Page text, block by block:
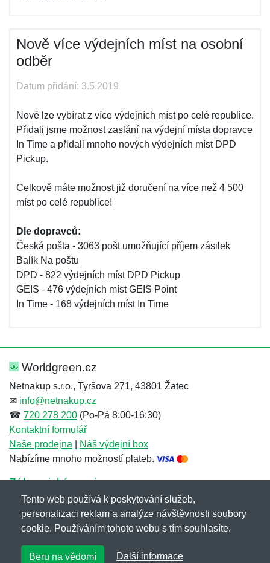
Nově více výdejních míst na osobní
odběr
Datum přidání: 3.5.2019
Nově lze vybírat z více výdejních míst po celé republice.
Přidali jsme možnost zaslání na výdejní místa dopravce
In Time a přidali mnoho nových výdejních míst DPD
Pickup.
Celkově máte možnost již doručení na více než 4 500
míst po celé republice!
Dle dopravců:
Česká pošta - 3063 pošt umožňující příjem zásilek
Balík Na poštu
DPD - 822 výdejních míst DPD Pickup
GEIS - 476 výdejních míst GEIS Point
In Time - 168 výdejních míst In Time
Worldgreen.cz
Netnakup s.r.o., Tyršova 271, 43801 Žatec
✉ info@netnakup.cz
☎ 720 278 200 (Po-Pá 8:00-16:30)
Kontaktní formulář
Naše prodejna
Náš výdejní box
Nabízíme mnoho možností plateb.
Zákaznický servis
Novinky emailem
Copyright © 2007-2026 (19 let s vámi)Netnakup.cz
Tento web používá k poskytování služeb,
personalizaci reklam a analýze návštěvnosti soubory
cookie. Používáním tohoto webu s tím souhlasíte.
Beru na vědomí Další informace